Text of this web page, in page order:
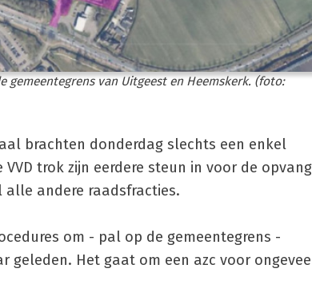
van Uitgeest en Heemskerk. (foto:
brachten donderdag slechts een enkel
trok zijn eerdere steun in voor de
alle andere raadsfracties.
om - pal op de gemeentegrens -
geleden. Het gaat om een azc voor